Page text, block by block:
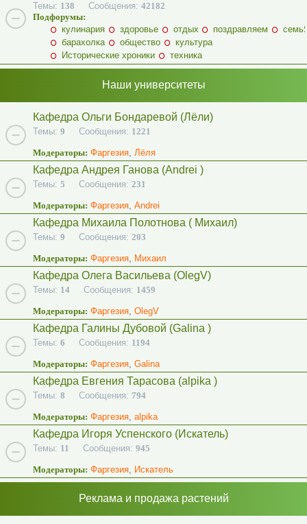
Темы: 138 Сообщения: 42182
Подфорумы:
кулинария
здоровье отдых поздравляем
барахолка
общество
культура
Исторические хроники
техника
Наши университеты
Кафедра Ольги Бондаревой (Лёли)
Темы: 9 Сообщения: 1221
Модераторы: Фаргезия, Лёля
Кафедра Андрея Ганова (Andrei )
Темы: 5 Сообщения: 231
Модераторы: Фаргезия, Andrei
Кафедра Михаила Полотнова ( Михаил)
Темы: 9 Сообщения: 203
Модераторы: Фаргезия, Михаил
Кафедра Олега Васильева (OlegV)
Темы: 14 Сообщения: 1459
Модераторы: Фаргезия, OlegV
Кафедра Галины Дубовой (Galina )
Темы: 6 Сообщения: 1194
Модераторы: Фаргезия, Galina
Кафедра Евгения Тарасова (alpika )
Темы: 8 Сообщения: 794
Модераторы: Фаргезия, alpika
Кафедра Игоря Успенского (Искатель)
Темы: 11 Сообщения: 945
Модераторы: Фаргезия, Искатель
Реклама и продажа растений